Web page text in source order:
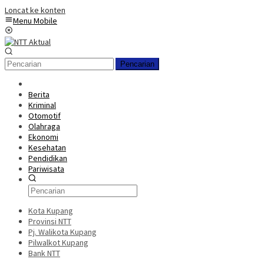
Loncat ke konten
Menu Mobile
Pencarian
Berita
Kriminal
Otomotif
Olahraga
Ekonomi
Kesehatan
Pendidikan
Pariwisata
Kota Kupang
Provinsi NTT
Pj. Walikota Kupang
Pilwalkot Kupang
Bank NTT